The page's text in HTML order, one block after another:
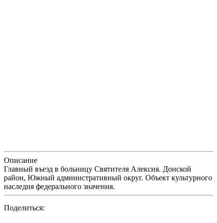
Описание
Главный въезд в больницу Святителя Алексия. Донской
район, Южный административный округ. Объект культурного
наследия федерального значения.
Поделиться: